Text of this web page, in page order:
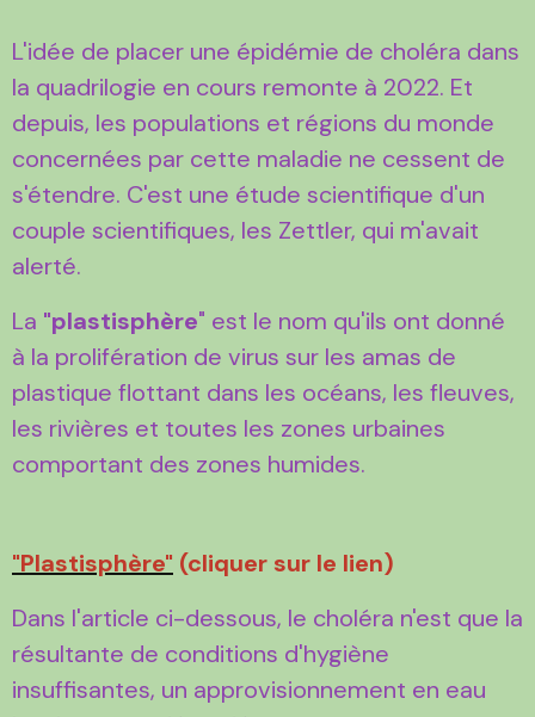
L'idée de placer une épidémie de choléra dans
la quadrilogie en cours remonte à 2022. Et
depuis, les populations et régions du monde
concernées par cette maladie ne cessent de
s'étendre. C'est une étude scientifique d'un
couple scientifiques, les Zettler, qui m'avait
alerté.
La "plastisphère" est le nom qu'ils ont donné
à la prolifération de virus sur les amas de
plastique flottant dans les océans, les fleuves,
les rivières et toutes les zones urbaines
comportant des zones humides.
"Plastisphère" (cliquer sur le lien)
Dans l'article ci-dessous, le choléra n'est que la
résultante de conditions d'hygiène
insuffisantes, un approvisionnement en eau